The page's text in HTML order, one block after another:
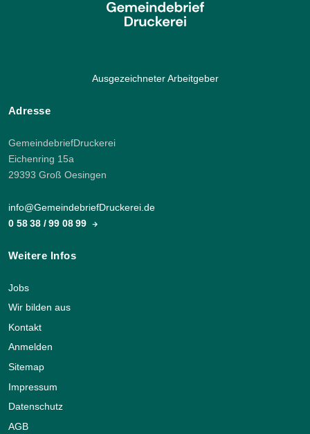
Ausgezeichneter Arbeitgeber
Adresse
GemeindebriefDruckerei
Eichenring 15a
29393 Groß Oesingen
info@GemeindebriefDruckerei.de
0 58 38 / 99 08 99
Weitere Infos
Jobs
Wir bilden aus
Kontakt
Anmelden
Sitemap
Impressum
Datenschutz
AGB